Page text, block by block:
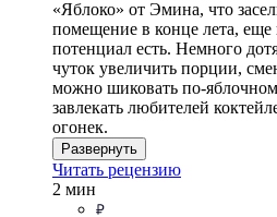
«Яблоко» от Эмина, что
помещение в конце лета, еще
потенциал есть. Немного
чуток увеличить порции,
можно шиковать по-
завлекать любителей
огонек.
Развернуть
Читать рецензию
2 мин